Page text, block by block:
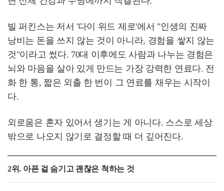
빌 퍼킨스는 저서 '다이 위드 제로'에서 "인생의 진짜
낭비는 돈을 쓰지 않는 것이 아니라, 경험을 쌓지 않는
것"이라고 썼다. 70대 이후에도 사람과 나누는 경험은
뇌와 마음을 살아 있게 만드는 가장 강력한 연료다. 전
화 한 통, 짧은 외출 한 번이 그 연료를 채우는 시작이
다.
외로움은 혼자 있어서 생기는 게 아니다. 스스로 세상
밖으로 나오지 않기로 결정할 때 더 깊어진다.
2위. 아픈 걸 숨기고 괜찮은 척하는 것